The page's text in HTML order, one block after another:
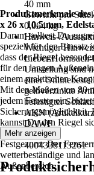
40 mm
Gewicht pro
0,064 kg
Hinweis-/
Wichtiger
Lieber
Umstellung sind
einer
gelbverzinkte
befestigter
AKN
DAWF
EAN
4004338113261
Produktmerkmale
x 26 x 10,5 mm,
Darum solltest Du
speziell für den Einsatz
dass der Riegel
für den langen
einem praktischen
Mit den Maßen von 80
jedem Fenster ein,
Sicherungsmöglichkeit.
kannst Du den Riegel
Festgezurrt: Der
wetterbeständige und
Außenbereich.
Mehr anzeigen